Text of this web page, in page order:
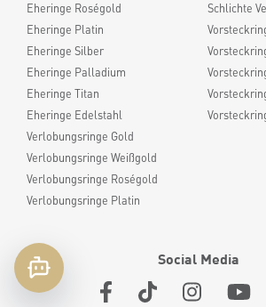
Eheringe Roségold
Eheringe Platin
Eheringe Silber
Eheringe Palladium
Eheringe Titan
Eheringe Edelstahl
Verlobungsringe Gold
Verlobungsringe Weißgold
Verlobungsringe Roségold
Verlobungsringe Platin
Schlichte
Social Media